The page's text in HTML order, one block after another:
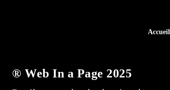
Accueil
® Web In a Page 2025